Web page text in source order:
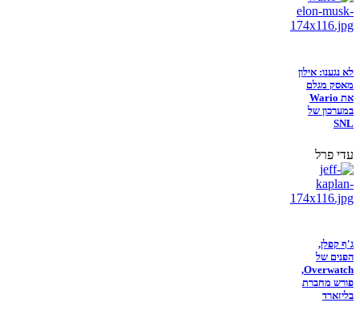
לא נגענו: אילון
מאסק מגלם
את Wario
במערכון של
SNL
עדי פרל
ג'ף קפלן,
הפנים של
Overwatch,
פורש מחברת
בליזארד